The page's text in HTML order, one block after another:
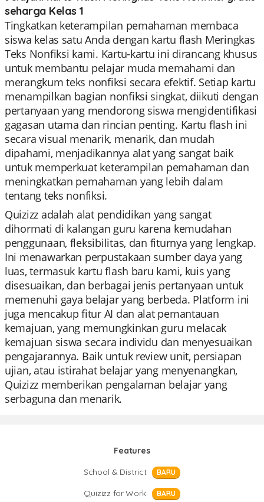
seharga Kelas 1
Tingkatkan keterampilan pemahaman membaca
siswa kelas satu Anda dengan kartu flash Meringkas
Teks Nonfiksi kami. Kartu-kartu ini dirancang khusus
untuk membantu pelajar muda memahami dan
merangkum teks nonfiksi secara efektif. Setiap kartu
menampilkan bagian nonfiksi singkat, diikuti dengan
pertanyaan yang mendorong siswa mengidentifikasi
gagasan utama dan rincian penting. Kartu flash ini
secara visual menarik, menarik, dan mudah
dipahami, menjadikannya alat yang sangat baik
untuk memperkuat keterampilan pemahaman dan
meningkatkan pemahaman yang lebih dalam
tentang teks nonfiksi.
Quizizz adalah alat pendidikan yang sangat
dihormati di kalangan guru karena kemudahan
penggunaan, fleksibilitas, dan fiturnya yang lengkap.
Ini menawarkan perpustakaan sumber daya yang
luas, termasuk kartu flash baru kami, kuis yang
disesuaikan, dan berbagai jenis pertanyaan untuk
memenuhi gaya belajar yang berbeda. Platform ini
juga mencakup fitur AI dan alat pemantauan
kemajuan, yang memungkinkan guru melacak
kemajuan siswa secara individu dan menyesuaikan
pengajarannya. Baik untuk review unit, persiapan
ujian, atau istirahat belajar yang menyenangkan,
Quizizz memberikan pengalaman belajar yang
serbaguna dan menarik.
Features
School & District
BARU
Quizizz for Work BARU